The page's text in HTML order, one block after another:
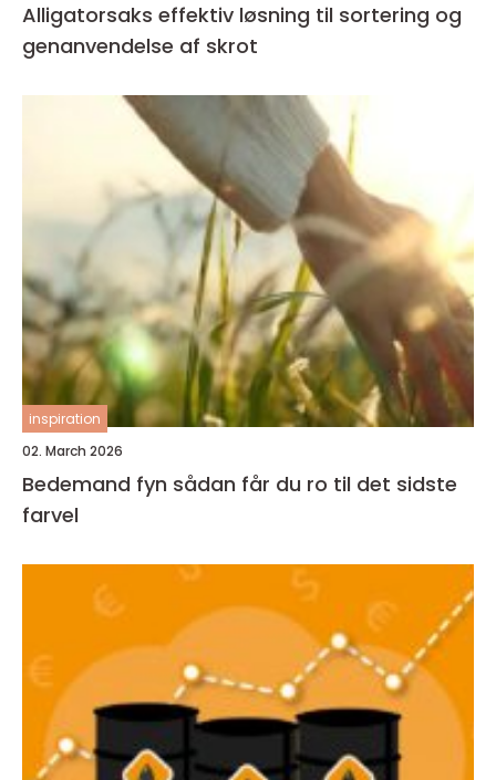
Alligatorsaks effektiv løsning til sortering og
genanvendelse af skrot
inspiration
02. March 2026
Bedemand fyn sådan får du ro til det sidste
farvel